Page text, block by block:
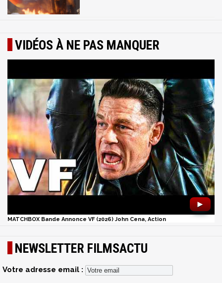
VIDÉOS À NE PAS MANQUER
►
MATCHBOX Bande Annonce VF (2026) John Cena, Action
NEWSLETTER FILMSACTU
Votre adresse email :